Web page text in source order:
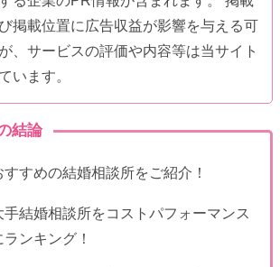
掲載位置に広告収益が影響を与える可
、サービスの評価や内容等は当サイト
います。
すめの結婚相談所をご紹介！
手結婚相談所をコストパフォーマンス
ンキング！